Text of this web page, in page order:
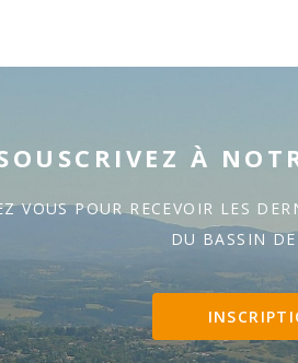
À
VOUS POUR RECEVOIR LES
DU BASSIN